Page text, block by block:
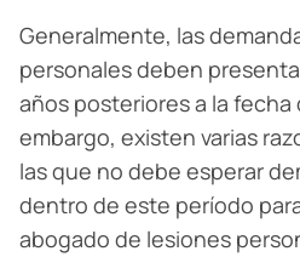
Generalmente, las
personales deben
años posteriores a la
embargo, existen varias
las que no debe esperar
dentro de este período
abogado de lesiones